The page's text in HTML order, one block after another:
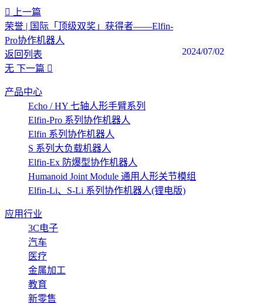
上一篇
荣誉 | 国际「顶级双奖」获得者——Elfin-
Pro协作机器人
2024/07/02
返回列表
无 下一篇
产品中心
Echo / HY 七轴人形手臂系列
Elfin-Pro 系列协作机器人
Elfin 系列协作机器人
S 系列大负载机器人
Elfin-Ex 防爆型协作机器人
Humanoid Joint Module 通用人形关节模组
Elfin-Li、S-Li 系列协作机器人(锂电版)
应用行业
3C电子
汽车
医疗
金属加工
教育
新零售